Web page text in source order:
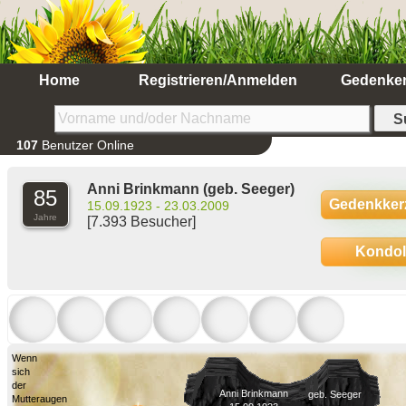
Home Registrieren/Anmelden
107 Benutzer Online
85
Jahre
Anni Brinkmann (geb. Seeger)
15.09.1923 - 23.03.2009
[7.393 Besucher]
Wenn
sich
der
Mutteraugen
Anni Brinkmann
geb. Seeger